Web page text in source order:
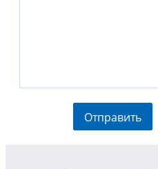
Отправить